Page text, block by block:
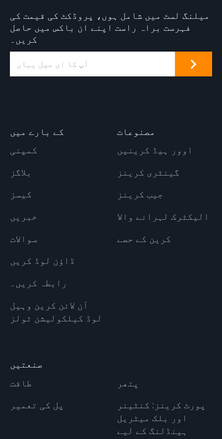
میلنگ لسٹ میں شامل ہوں، پروڈکٹ کی قیمت کی
فہرست براہ راست اپنے ان باکس میں حاصل
کریں۔
کے بارے میں
کمپنی
بلاگز
کیسز
خبریں
سوالات
ڈاؤن لوڈ کریں
رابطہ کریں۔
آن لائن کرین وہیل
لوڈ کیلکولیشن ٹولز
مصنوعات
اوور ہیڈ کرینیں
گینٹری کرینز
جیب کرینز
الیکٹرک لہرانے والا
کرین کے حصے
صنعتیں
طاقت
پتھر
پل کی تعمیر
پورٹ کرینز: کنٹینر
اور بلک میٹریل
ہینڈلنگ کے لیے